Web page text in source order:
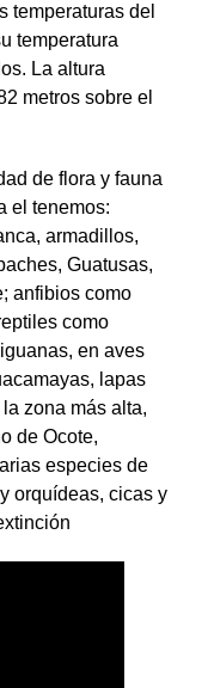
temperaturas del
temperatura
La altura
metros sobre el
de flora y fauna
el tenemos:
armadillos,
Guatusas,
anfibios como
como
en aves
lapas
zona más alta,
de Ocote,
especies de
orquídeas, cicas y